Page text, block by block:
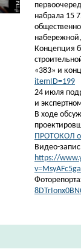
набрала 15
Концепция
«383» и
itemID=199
24 июля
и
В ходе
ПРОТОКОЛ
Видео-
https://